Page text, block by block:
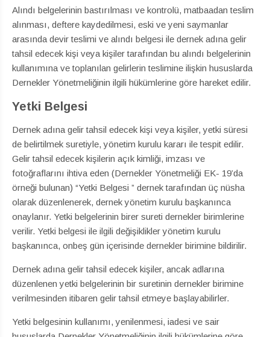
Alındı belgelerinin bastırılması ve kontrolü, matbaadan teslim
alınması, deftere kaydedilmesi, eski ve yeni saymanlar
arasında devir teslimi ve alındı belgesi ile dernek adına gelir
tahsil edecek kişi veya kişiler tarafından bu alındı belgelerinin
kullanımına ve toplanılan gelirlerin teslimine ilişkin hususlarda
Dernekler Yönetmeliğinin ilgili hükümlerine göre hareket edilir.
Yetki Belgesi
Dernek adına gelir tahsil edecek kişi veya kişiler, yetki süresi
de belirtilmek suretiyle, yönetim kurulu kararı ile tespit edilir.
Gelir tahsil edecek kişilerin açık kimliği, imzası ve
fotoğraflarını ihtiva eden (Dernekler Yönetmeliği EK- 19’da
örneği bulunan) “Yetki Belgesi ” dernek tarafından üç nüsha
olarak düzenlenerek, dernek yönetim kurulu başkanınca
onaylanır. Yetki belgelerinin birer sureti dernekler birimlerine
verilir. Yetki belgesi ile ilgili değişiklikler yönetim kurulu
başkanınca, onbeş gün içerisinde dernekler birimine bildirilir.
Dernek adına gelir tahsil edecek kişiler, ancak adlarına
düzenlenen yetki belgelerinin bir suretinin dernekler birimine
verilmesinden itibaren gelir tahsil etmeye başlayabilirler.
Yetki belgesinin kullanımı, yenilenmesi, iadesi ve sair